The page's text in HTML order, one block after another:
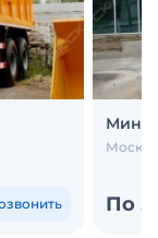
Мини-
По